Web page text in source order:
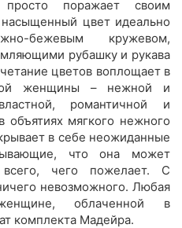
поражает своим
цвет идеально
бежевым кружевом,
рубашку и рукава
цветов воплощает в
женщины – нежной и
романтичной и
объятиях мягкого нежного
в себе неожиданные
что она может
чего пожелает. С
невозможного. Любая
облаченной в
комплекта Мадейра.